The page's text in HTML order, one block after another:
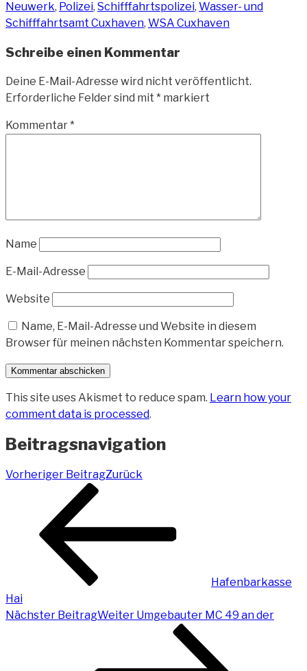
Neuwerk, Polizei, Schifffahrtspolizei, Wasser- und
Schifffahrtsamt Cuxhaven, WSA Cuxhaven
Schreibe einen Kommentar
Deine E-Mail-Adresse wird nicht veröffentlicht.
Erforderliche Felder sind mit * markiert
Kommentar*
Name
E-Mail-Adresse
Website
Name, E-Mail-Adresse und Website in diesem
Browser für meinen nächsten Kommentar speichern.
This site uses Akismet to reduce spam. Learn how your
comment data is processed.
Beitragsnavigation
Vorheriger BeitragZurück
Hafenbarkasse
Hai
Nächster BeitragWeiter Umgebauter MC 49 an der